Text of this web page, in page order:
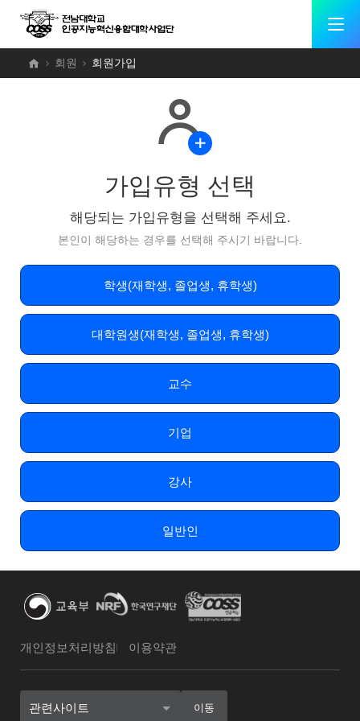
회원 회원가입
가입유형 선택
해당되는 가입유형을 선택해 주세요.
본인이 해당하는 경우를 선택해 주시기 바랍니다.
학생(재학생, 졸업생, 휴학생)
대학원생(재학생, 졸업생, 휴학생)
교수
기업
강사
일반인
개인정보처리방침 이용약관
관련사이트 이동